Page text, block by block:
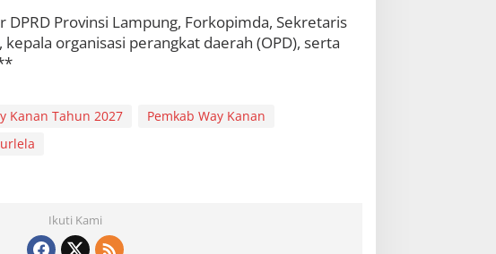
Provinsi Lampung, Forkopimda, Sekretaris
organisasi perangkat daerah (OPD), serta
Kanan Tahun 2027
Pemkab Way Kanan
Ikuti Kami